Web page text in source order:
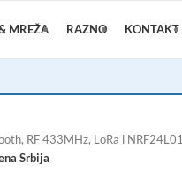
MREŽA RAZNO KONTAKT
RF 433MHz, LoRa i NRF24L01
Srbija